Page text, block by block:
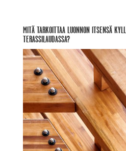
MITÄ TARKOITTAA LUONNON ITSENSÄ
TERASSILAUDASSA?